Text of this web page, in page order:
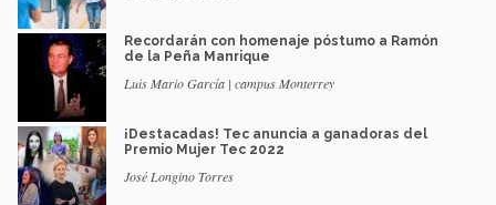
Recordarán con homenaje póstumo a Ramón
de la Peña Manrique
Luis Mario García | campus Monterrey
¡Destacadas! Tec anuncia a ganadoras del
Premio Mujer Tec 2022
José Longino Torres